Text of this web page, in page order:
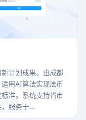
计划成果，由成都
用AI算法实现法币
准。系统支持省市
服务于...